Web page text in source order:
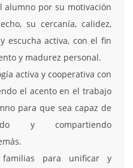
alumno por su motivación
su cercanía, calidez,
escucha activa, con el fin
y madurez personal.
activa y cooperativa con
el acento en el trabajo
para que sea capaz de
y compartiendo
familias para unificar y